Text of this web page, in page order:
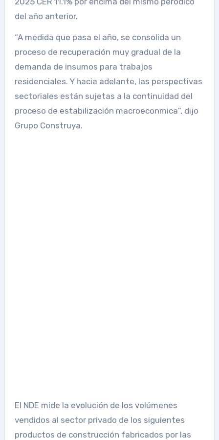
del año anterior.
“A medida que pasa el año, se consolida un
proceso de recuperación muy gradual de la
demanda de insumos para trabajos
residenciales. Y hacia adelante, las perspectivas
sectoriales están sujetas a la continuidad del
proceso de estabilización macroeconmica”, dijo
Grupo Construya.
El NDE mide la evolución de los volúmenes
vendidos al sector privado de los siguientes
productos de construcción fabricados por las